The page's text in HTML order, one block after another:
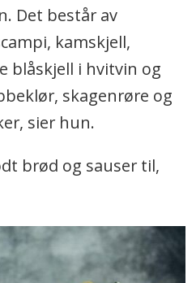
Det består av
kamskjell,
blåskjell i hvitvin og
skagenrøre og
sier hun.
brød og sauser til,